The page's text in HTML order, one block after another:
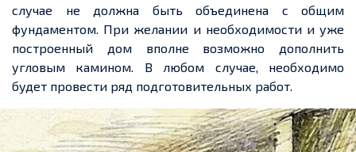
случае не должна быть объединена с общим
фундаментом. При желании и необходимости и уже
построенный дом вполне возможно дополнить
угловым камином. В любом случае, необходимо
будет провести ряд подготовительных работ.